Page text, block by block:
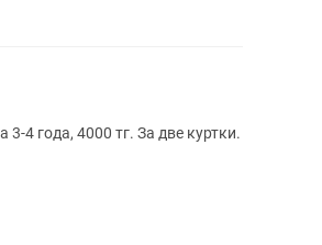
4 года, 4000 тг. За две куртки.